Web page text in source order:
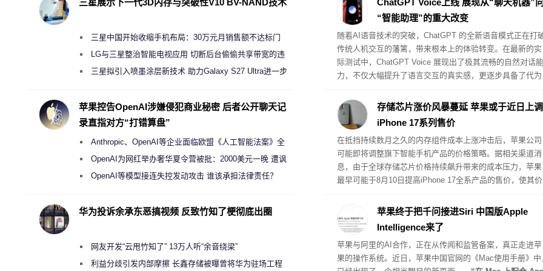
ChatGPT Voice上线 展现从“聊天机器”
“智能助理”的重大改变
随着AI语音技术的突破，ChatGPT 的全新语音模式正在打
传统人机交互的藩篱，带来根本上的体验转变。在最新的实
际测试中，ChatGPT Voice 展现出了极其流畅的自然对话能
力，不仅大幅提升了语言交互的真实感，更逐步具备了代为
存储芯片涨价风暴蔓延 苹果或于近日上调
iPhone 17系列售价
在抵挡持续数月之久的内存组件成本上涨冲击后，苹果公司
可能即将调整旗下智能手机产品的价格策略。据相关渠道消
息，由于全球存储芯片价格持续飙升带来的成本压力，苹果
最早可能于8月10日提高iPhone 17全系产品的售价，使其价
苹果终于把千问接进Siri 中国版Apple
Intelligence来了
苹果与阿里的AI合作，正在从传闻和监管备案，真正走进苹
果的操作系统。近日，苹果中国官网的《Mac使用手册》中
三星展示下一代3D内存与突破性V10 BV-NAND技术
三星中国开始收缩手机布局：30万元月销售额不达标门
店 将被逐步清退
LG与三星整治智能电视应用 切断后台偷偷共享带宽的违
规行为三星拟引入喷墨涂层新技术 助力Galaxy S27 Ultra进一步
苹果控告OpenAI涉嫌侵犯商业秘密 后者公开聊天记
录直指对方“打错算盘”
Anthropic、OpenAI等企业面临欧盟《人工智能法案》全
新执法权限审查
OpenAI为网红举办奢华夏令营被批：2000美元一晚 遭讽
“反乌托邦”
OpenAI等模型接连失控发动攻击 谁该承担法律责任？
华为投诉余承东恶搞视频 反致竹知了梗彻底出圈
网友开发“云甩竹知了” 13万人听“余音绕梁”
利益分歧引发内部摩擦 长鑫存储被曝曾将华为驻场工程